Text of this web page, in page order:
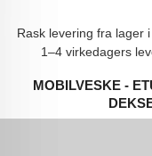
Rask levering fra lager
1–4 virkedagers
MOBILVESKE -